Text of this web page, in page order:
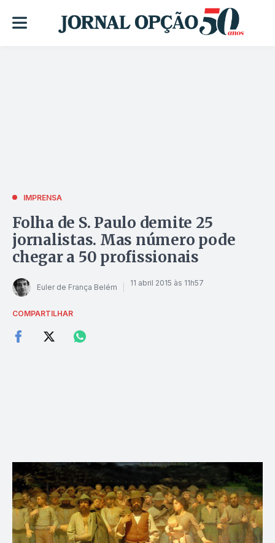
IMPRENSA
Folha de S. Paulo demite 25
jornalistas. Mas número pode
chegar a 50 profissionais
Euler de França Belém 11 abril 2015 às 11h57
COMPARTILHAR